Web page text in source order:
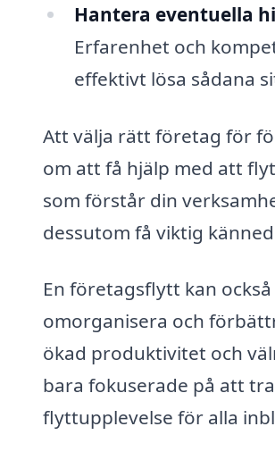
Hantera eventuella
Erfarenhet och
effektivt lösa sådana
Att välja rätt företag för
om att få hjälp med att
som förstår din
dessutom få viktig
En företagsflytt kan
omorganisera och
ökad produktivitet och
bara fokuserade på att
flyttupplevelse för alla